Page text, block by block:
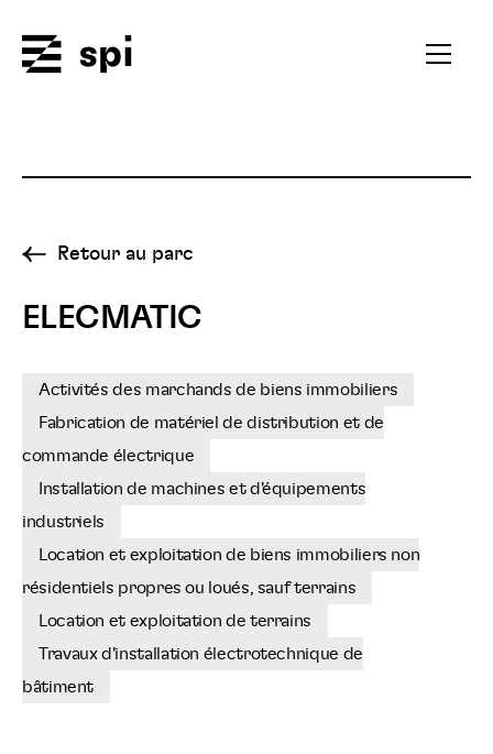
Ouvrir
Retour au parc
ELECMATIC
Activités des marchands de biens immobiliers
Fabrication de matériel de distribution et de
commande électrique
Installation de machines et d'équipements
industriels
Location et exploitation de biens immobiliers non
résidentiels propres ou loués, sauf terrains
Location et exploitation de terrains
Travaux d'installation électrotechnique de
bâtiment